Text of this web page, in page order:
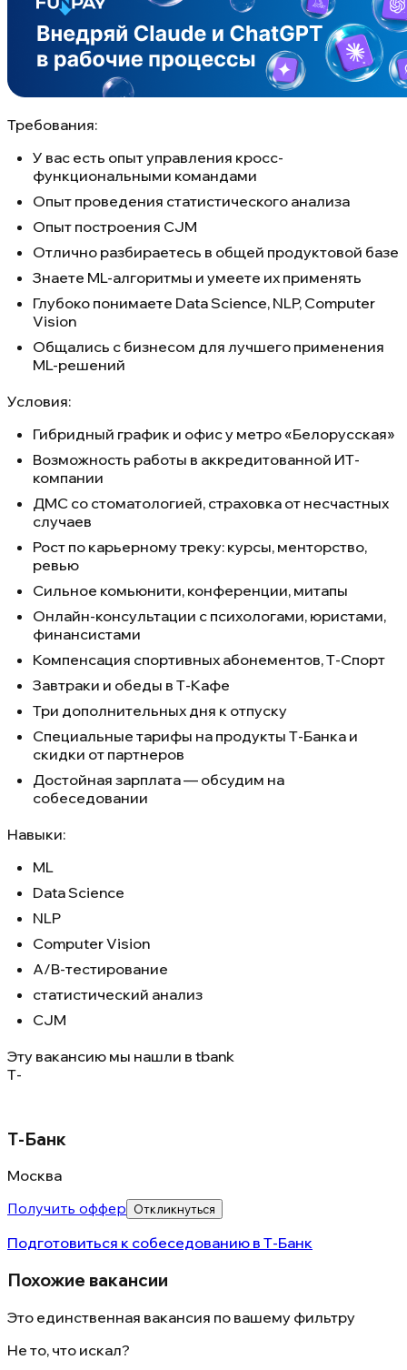
Требования:
У вас есть опыт управления кросс-
функциональными командами
Опыт проведения статистического анализа
Опыт построения CJM
Отлично разбираетесь в общей продуктовой базе
Знаете ML-алгоритмы и умеете их применять
Глубоко понимаете Data Science, NLP, Computer
Vision
Общались с бизнесом для лучшего применения
ML-решений
Условия:
Гибридный график и офис у метро «Белорусская»
Возможность работы в аккредитованной ИТ-
компании
ДМС со стоматологией, страховка от несчастных
случаев
Рост по карьерному треку: курсы, менторство,
ревью
Сильное комьюнити, конференции, митапы
Онлайн-консультации с психологами, юристами,
финансистами
Компенсация спортивных абонементов, Т-Спорт
Завтраки и обеды в Т-Кафе
Три дополнительных дня к отпуску
Специальные тарифы на продукты Т-Банка и
скидки от партнеров
Достойная зарплата — обсудим на
собеседовании
Навыки:
ML
Data Science
NLP
Computer Vision
A/B-тестирование
статистический анализ
CJM
Эту вакансию мы нашли в tbank
Т-
Т-Банк
Москва
Получить оффер
Откликнуться
Подготовиться к собеседованию в Т-Банк
Похожие вакансии
Это единственная вакансия по вашему фильтру
Не то, что искал?